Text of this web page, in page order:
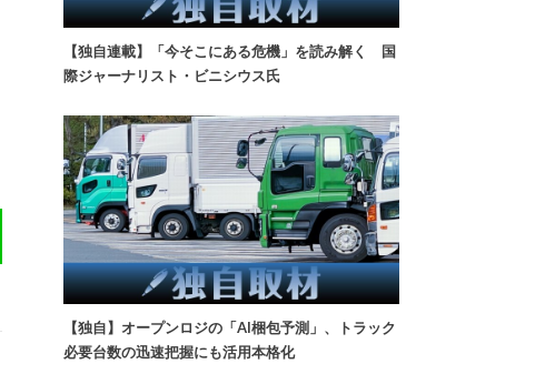
【独自連載】「今そこにある危機」を読み解く 国
際ジャーナリスト・ビニシウス氏
【独自】オープンロジの「AI梱包予測」、トラック
必要台数の迅速把握にも活用本格化